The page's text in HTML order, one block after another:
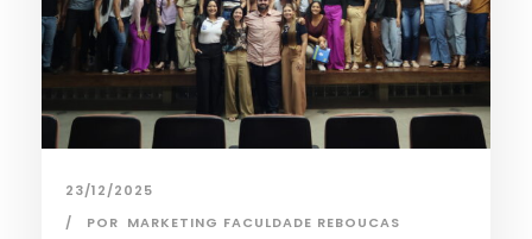
23/12/2025
POR MARKETING FACULDADE REBOUCAS